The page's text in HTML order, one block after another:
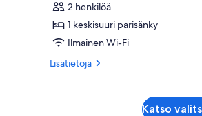
järvinäköala
kuvat
2 henkilöä
1 keskisuuri parisänky
Ilmainen Wi-Fi
Lisätietoja
Lisätietoja
Katso